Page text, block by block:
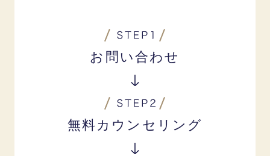
お問い合わせ
無料カウンセリング